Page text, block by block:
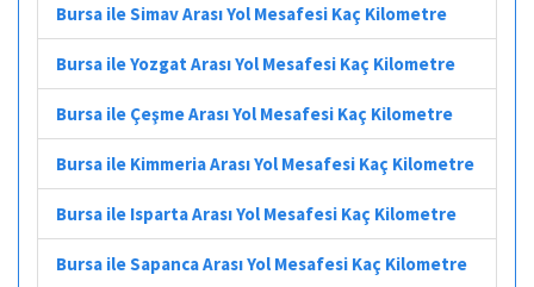
Bursa ile Simav Arası Yol Mesafesi Kaç Kilometre
Bursa ile Yozgat Arası Yol Mesafesi Kaç Kilometre
Bursa ile Çeşme Arası Yol Mesafesi Kaç Kilometre
Bursa ile Kimmeria Arası Yol Mesafesi Kaç Kilometre
Bursa ile Isparta Arası Yol Mesafesi Kaç Kilometre
Bursa ile Sapanca Arası Yol Mesafesi Kaç Kilometre